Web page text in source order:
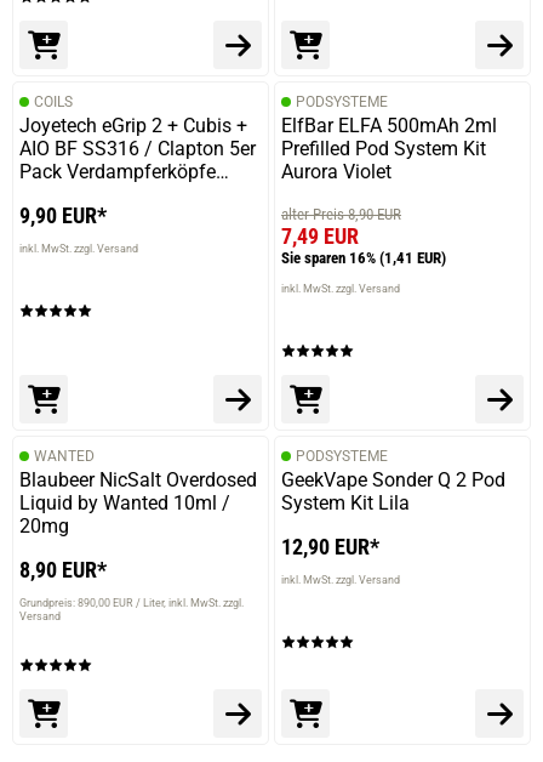
COILS
Joyetech eGrip 2 + Cubis +
AIO BF SS316 / Clapton 5er
Pack Verdampferköpfe
9,90 EUR*
inkl. MwSt. zzgl. Versand
PODSYSTEME
ElfBar ELFA 500mAh 2ml
Prefilled Pod System Kit
Aurora Violet
alter Preis 8,90 EUR
7,49 EUR
Sie sparen 16% (1,41 EUR)
inkl. MwSt. zzgl. Versand
WANTED
Blaubeer NicSalt Overdosed
Liquid by Wanted 10ml /
20mg
8,90 EUR*
Grundpreis: 890,00 EUR / Liter inkl. MwSt. zzgl.
Versand
PODSYSTEME
GeekVape Sonder Q 2 Pod
System Kit Lila
12,90 EUR*
inkl. MwSt. zzgl. Versand